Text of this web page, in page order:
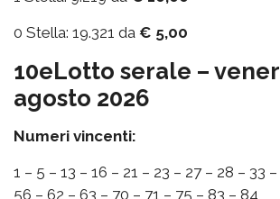
0 Stella: 19.321 da € 5,00
10eLotto serale –
agosto 2026
Numeri vincenti:
1 – 5 – 13 – 16 – 21 – 23 – 27 – 28 – 33
56 – 62 – 63 – 70 – 71 – 75 – 83 – 84